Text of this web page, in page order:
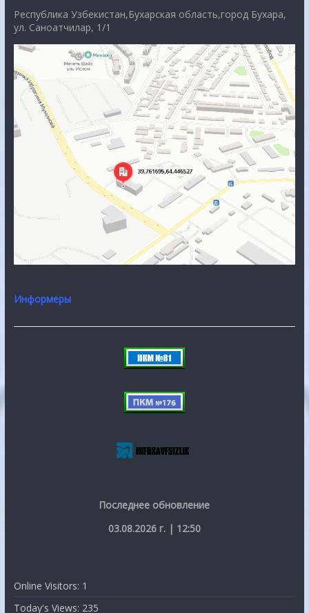
Республика Узбекистан,Бухарская область,город Бухара,
ул. Саноатчилар, 1/1
Информеры
Последнее обновление
03.08.2026 г. | 12:50
Online Visitors: 1
Today's Views: 235